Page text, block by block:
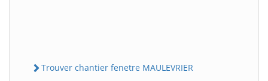
Trouver chantier fenetre MAULEVRIER